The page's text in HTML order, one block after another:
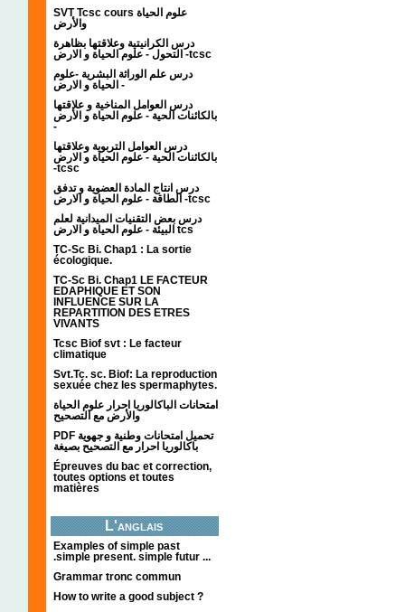
SVT Tcsc cours علوم الحياة
والأرض
درس الكرانيتية وعلاقتها بظاهرة
التحول - علوم الحياة و الارض -tcsc
درس علم الوراثة البشرية -علوم
الحياة و الارض -
درس العوامل المناخية و علاقتها
بالكائنات الحية - علوم الحياة و الأرض
-
درس العوامل التربوية وعلاقتها
بالكائنات الحية - علوم الحياة و الارض
-tcsc
درس انتاج المادة العضوية و تدفق
الطاقة - علوم الحياة و الارض -tcsc
درس بعض التقنيات الميدانية لعلم
البيئة - علوم الحياة و الارض tcs
TC-Sc Bi. Chap1 : La sortie
écologique.
TC-Sc Bi. Chap1 LE FACTEUR
EDAPHIQUE ET SON
INFLUENCE SUR LA
REPARTITION DES ETRES
VIVANTS
Tcsc Biof svt : Le facteur
climatique
Svt.Tc. sc. Biof: La reproduction
sexuée chez les spermaphytes.
امتحانات الباكالوريا احرار علوم الحياة
والأرض مع التصحيح
PDF تحميل امتحانات وطنية و جهوية
باكالوريا احرار مع التصحيح بصيغة
Épreuves du bac et correction,
toutes options et toutes
matières
L'anglais
Examples of simple past
.simple present. simple futur ...
Grammar tronc commun
How to write a good subject ?